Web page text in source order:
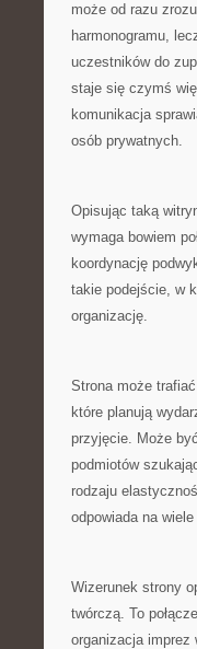
może od razu
harmonogramu,
uczestników do
staje się czymś
komunikacja
osób prywatnych.
Opisując taką
wymaga bowiem
koordynację
takie podejście, w
organizację.
Strona może
które planują
przyjęcie. Może
podmiotów
rodzaju
odpowiada na
Wizerunek strony
twórczą. To
organizacja imprez